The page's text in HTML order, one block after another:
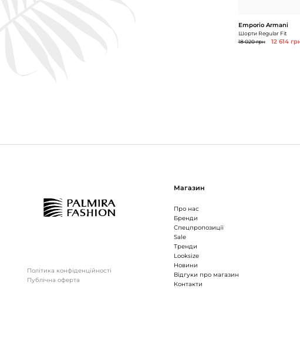
Emporio Armani
Шорти Regular Fit
18 020 грн
12 614
Політика конфіденційності
Публічна оферта
Магазин
Про нас
Бренди
Спецпропозиції
Sale
Тренди
Looksize
Новини
Відгуки про магазин
Контакти